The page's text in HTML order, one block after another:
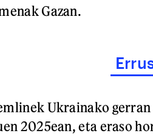
Gazan.
Ukrainako
2025ean, eta eraso